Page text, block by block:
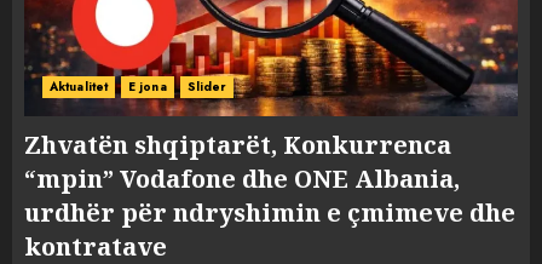
Aktualitet E jona Slider
Zhvatën shqiptarët, Konkurrenca
“mpin” Vodafone dhe ONE Albania,
urdhër për ndryshimin e çmimeve dhe
kontratave